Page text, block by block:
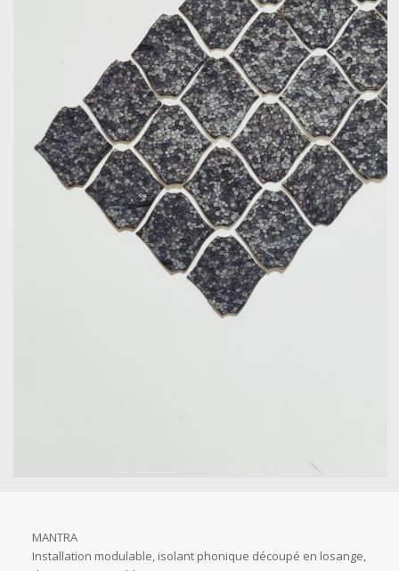
MANTRA
Installation modulable, isolant phonique découpé en losange,